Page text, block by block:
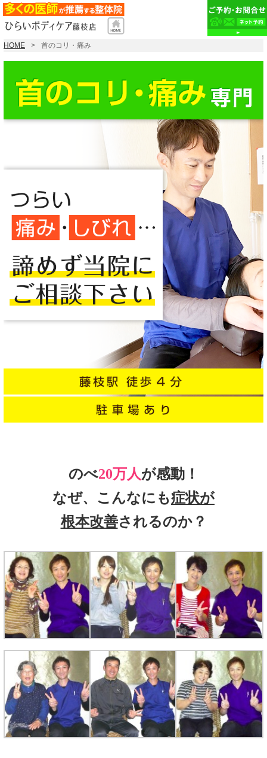
HOME 首のコリ・痛み
のべ20万人が感動！
なぜ、こんなにも症状が
根本改善されるのか？